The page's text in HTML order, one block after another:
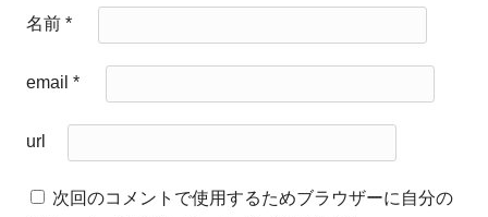
名前*
email*
url
次回のコメントで使用するためブラウザーに自分の